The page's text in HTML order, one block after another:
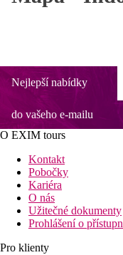
Nejlepší nabídky
do vašeho e-mailu
O EXIM tours
Kontakt
Pobočky
Kariéra
O nás
Užitečné dokumenty
Prohlášení o
Pro klienty